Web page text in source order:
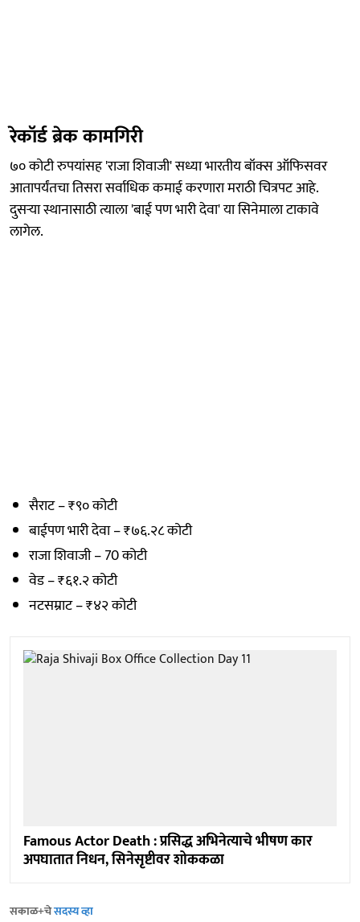
रेकॉर्ड ब्रेक कामगिरी
७० कोटी रुपयांसह 'राजा शिवाजी' सध्या भारतीय बॉक्स ऑफिसवर
आतापर्यंतचा तिसरा सर्वाधिक कमाई करणारा मराठी चित्रपट आहे.
दुसऱ्या स्थानासाठी त्याला 'बाई पण भारी देवा' या सिनेमाला टाकावे
लागेल.
सैराट – ₹९० कोटी
बाईपण भारी देवा – ₹७६.२८ कोटी
राजा शिवाजी – 70 कोटी
वेड – ₹६१.२ कोटी
नटसम्राट – ₹४२ कोटी
Famous Actor Death : प्रसिद्ध अभिनेत्याचे भीषण कार
अपघातात निधन, सिनेसृष्टीवर शोककळा
सकाळ+चेसदस्य व्हा